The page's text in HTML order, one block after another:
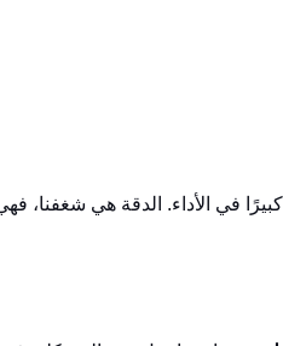
في الأداء. الدقة هي شغفنا،